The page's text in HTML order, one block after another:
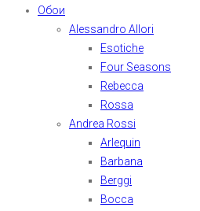
Обои
Alessandro Allori
Esotiche
Four Seasons
Rebecca
Rossa
Andrea Rossi
Arlequin
Barbana
Berggi
Bocca